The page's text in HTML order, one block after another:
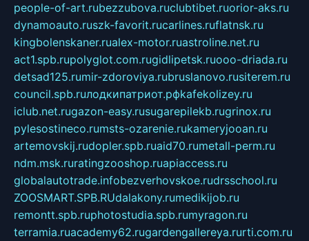
people-of-art.rubezzubova.ruclubtibet.ruorior-aks.ru
dynamoauto.ruszk-favorit.rucarlines.ruflatnsk.ru
kingbolenskaner.rualex-motor.ruastroline.net.ru
act1.spb.rupolyglot.com.rugidlipetsk.ruooo-driada.ru
detsad125.rumir-zdoroviya.rubruslanovo.rusiterem.ru
council.spb.ruлодкипатриот.рфkafekolizey.ru
iclub.net.rugazon-easy.rusugarepilekb.rugrinox.ru
pylesostineco.rumsts-ozarenie.rukameryjooan.ru
artemovskij.rudopler.spb.ruaid70.rumetall-perm.ru
ndm.msk.ruratingzooshop.ruapiaccess.ru
globalautotrade.infobezverhovskoe.rudrsschool.ru
ZOOSMART.SPB.RUdalakony.rumedikijob.ru
remontt.spb.ruphotostudia.spb.rumyragon.ru
terramia.ruacademy62.rugardengallereya.rurti.com.ru